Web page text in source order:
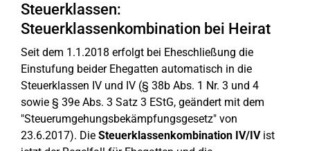
Steuerklassen:
Steuerklassenkombination bei Heirat
Seit dem 1.1.2018 erfolgt bei Eheschließung die
Einstufung beider Ehegatten automatisch in die
Steuerklassen IV und IV (§ 38b Abs. 1 Nr. 3 und 4
sowie § 39e Abs. 3 Satz 3 EStG, geändert mit dem
"Steuerumgehungsbekämpfungsgesetz" von
23.6.2017). Die Steuerklassenkombination IV/IVist